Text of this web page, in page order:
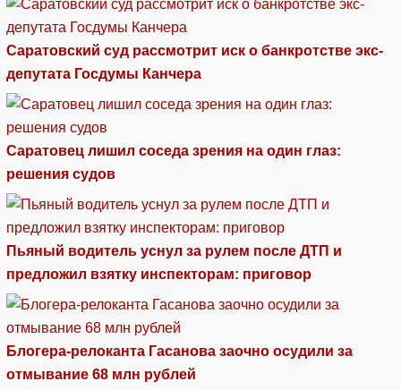
Саратовский суд рассмотрит иск о банкротстве экс-
депутата Госдумы Канчера
Саратовец лишил соседа зрения на один глаз:
решения судов
Пьяный водитель уснул за рулем после ДТП и
предложил взятку инспекторам: приговор
Блогера-релоканта Гасанова заочно осудили за
отмывание 68 млн рублей